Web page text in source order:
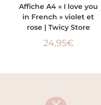
Affiche A4 « I love you
in French » violet et
rose | Twicy Store
24,95€